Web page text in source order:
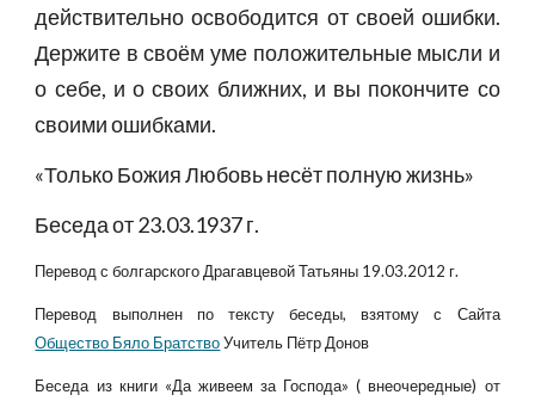
действительно освободится от своей ошибки.
Держите в своём уме положительные мысли и
о себе, и о своих ближних, и вы покончите со
своими ошибками.
«Только Божия Любовь несёт полную жизнь»
Беседа от 23.03.1937 г.
Перевод с болгарского Драгавцевой Татьяны 19.03.2012 г.
Перевод выполнен по тексту беседы, взятому с Сайта
Общество Бяло БратствоУчитель Пётр Донов
Беседа из книги «Да живеем за Господа» ( внеочередные) от